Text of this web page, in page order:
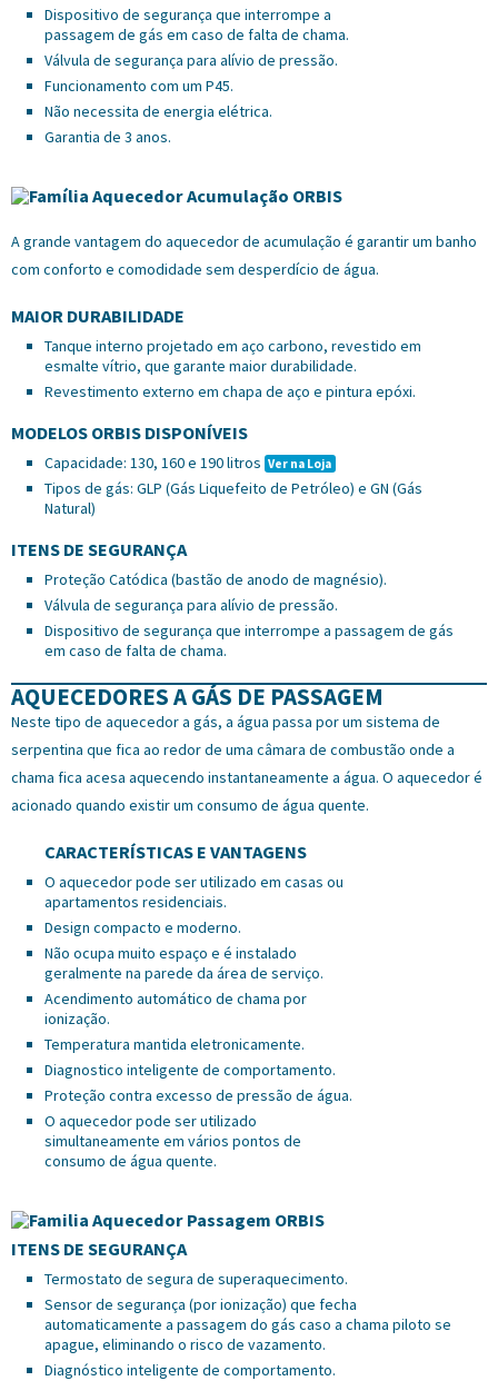
Dispositivo de segurança que interrompe a
passagem de gás em caso de falta de chama.
Válvula de segurança para alívio de pressão.
Funcionamento com um P45.
Não necessita de energia elétrica.
Garantia de 3 anos.
A grande vantagem do aquecedor de acumulação é garantir um banho
com conforto e comodidade sem desperdício de água.
MAIOR DURABILIDADE
Tanque interno projetado em aço carbono, revestido em
esmalte vítrio, que garante maior durabilidade.
Revestimento externo em chapa de aço e pintura epóxi.
MODELOS ORBIS DISPONÍVEIS
Capacidade: 130, 160 e 190 litros Ver na Loja
Tipos de gás: GLP (Gás Liquefeito de Petróleo) e GN (Gás
Natural)
ITENS DE SEGURANÇA
Proteção Catódica (bastão de anodo de magnésio).
Válvula de segurança para alívio de pressão.
Dispositivo de segurança que interrompe a passagem de gás
em caso de falta de chama.
AQUECEDORES A GÁS DE PASSAGEM
Neste tipo de aquecedor a gás, a água passa por um sistema de
serpentina que fica ao redor de uma câmara de combustão onde a
chama fica acesa aquecendo instantaneamente a água. O aquecedor é
acionado quando existir um consumo de água quente.
CARACTERÍSTICAS E VANTAGENS
O aquecedor pode ser utilizado em casas ou
apartamentos residenciais.
Design compacto e moderno.
Não ocupa muito espaço e é instalado
geralmente na parede da área de serviço.
Acendimento automático de chama por
ionização.
Temperatura mantida eletronicamente.
Diagnostico inteligente de comportamento.
Proteção contra excesso de pressão de água.
O aquecedor pode ser utilizado
simultaneamente em vários pontos de
consumo de água quente.
ITENS DE SEGURANÇA
Termostato de segura de superaquecimento.
Sensor de segurança (por ionização) que fecha
automaticamente a passagem do gás caso a chama piloto se
apague, eliminando o risco de vazamento.
Diagnóstico inteligente de comportamento.